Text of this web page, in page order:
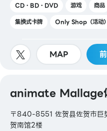
CD・BD・DVD 游戏 商品
集换式卡牌
Only Shop（活动）
MAP
animate Mallage
〒840-8551 佐贺县佐贺市
贺南馆2楼